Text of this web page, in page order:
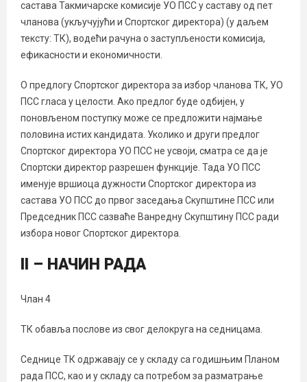
састава Такмичарске комисије УО ПСС у саставу од пет
чланова (укључујући и Спортског директора) (у даљем
тексту: ТК), водећи рачуна о заступљености комисија,
ефикасности и економичности.
О предлогу Спортског директора за избор чланова ТК, УО
ПСС гласа у целости. Ако предлог буде одбијен, у
поновљеном поступку може се предложити најмање
половина истих кандидата. Уколико и други предлог
Спортског директора УО ПСС не усвоји, сматра се да је
Спортски директор разрешен функције. Тада УО ПСС
именује вршиоца дужности Спортског директора из
састава УО ПСС до првог заседања Скупштине ПСС или
Председник ПСС сазваће Ванредну Скупштину ПСС ради
избора новог Спортског директора.
II – НАЧИН РАДА
Члан 4
ТК обавља послове из свог делокруга на седницама.
Седнице ТК одржавају се у складу са годишњим Планом
рада ПСС, као и у складу са потребом за разматрање